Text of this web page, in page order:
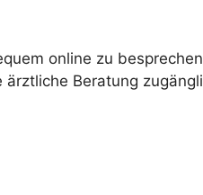
online zu
Beratung